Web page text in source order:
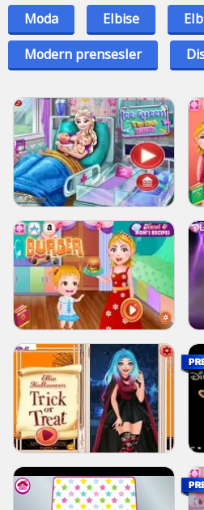
Moda Elbise
Modern prensesler